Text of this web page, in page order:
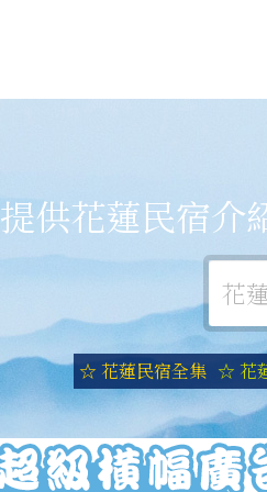
提供花蓮民宿介
☆ 花蓮民宿全集 ☆ 花